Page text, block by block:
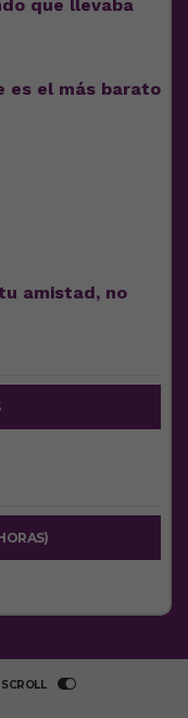
que llevaba
es el más barato
amistad, no